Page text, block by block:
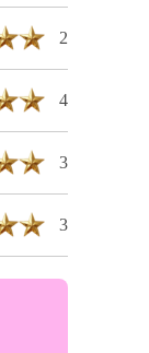
2
4
3
3